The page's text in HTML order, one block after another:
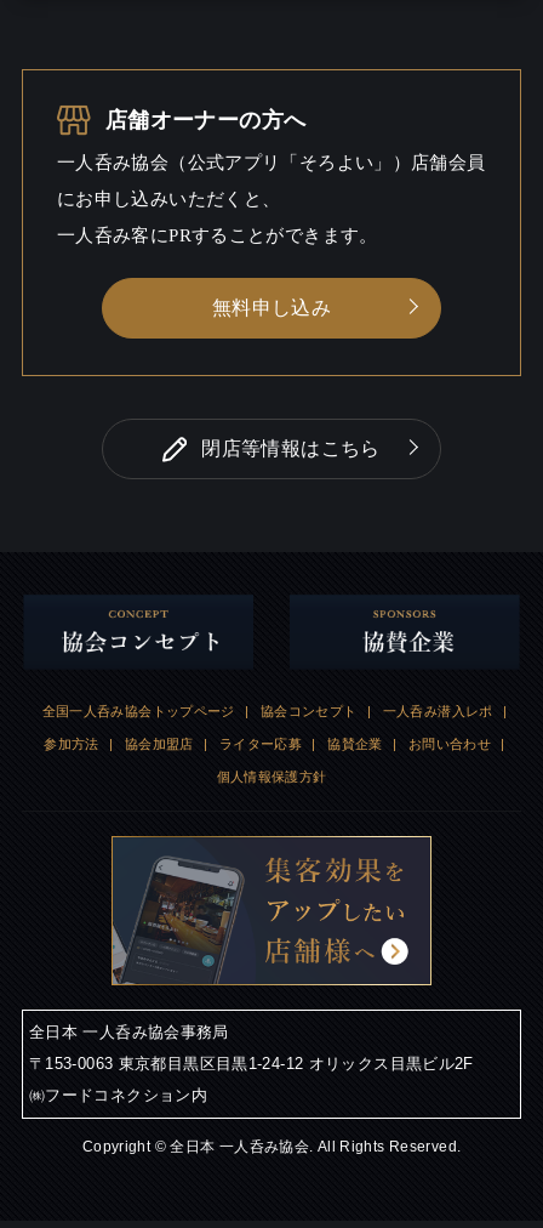
お酒
ワインこだわる / 酒こだわる / 焼酎
一人呑み
シーン
出会いあるかも / しっとり
店舗オーナーの方へ
一人呑み協会（公式アプリ「そろよい」）店舗会員
にお申し込みいただくと、
一人呑み客にPRすることができます。
無料申し込み
閉店等情報はこちら
全国一人呑み協会トップページ | 協会コンセプト | 一人呑み潜入レポ |
参加方法 | 協会加盟店 | ライター応募 | 協賛企業 | お問い合わせ |
個人情報保護方針
全日本 一人呑み協会事務局
〒153-0063 東京都目黒区目黒1-24-12 オリックス目黒ビル2F
㈱フードコネクション内
Copyright © 全日本 一人呑み協会. All Rights Reserved.